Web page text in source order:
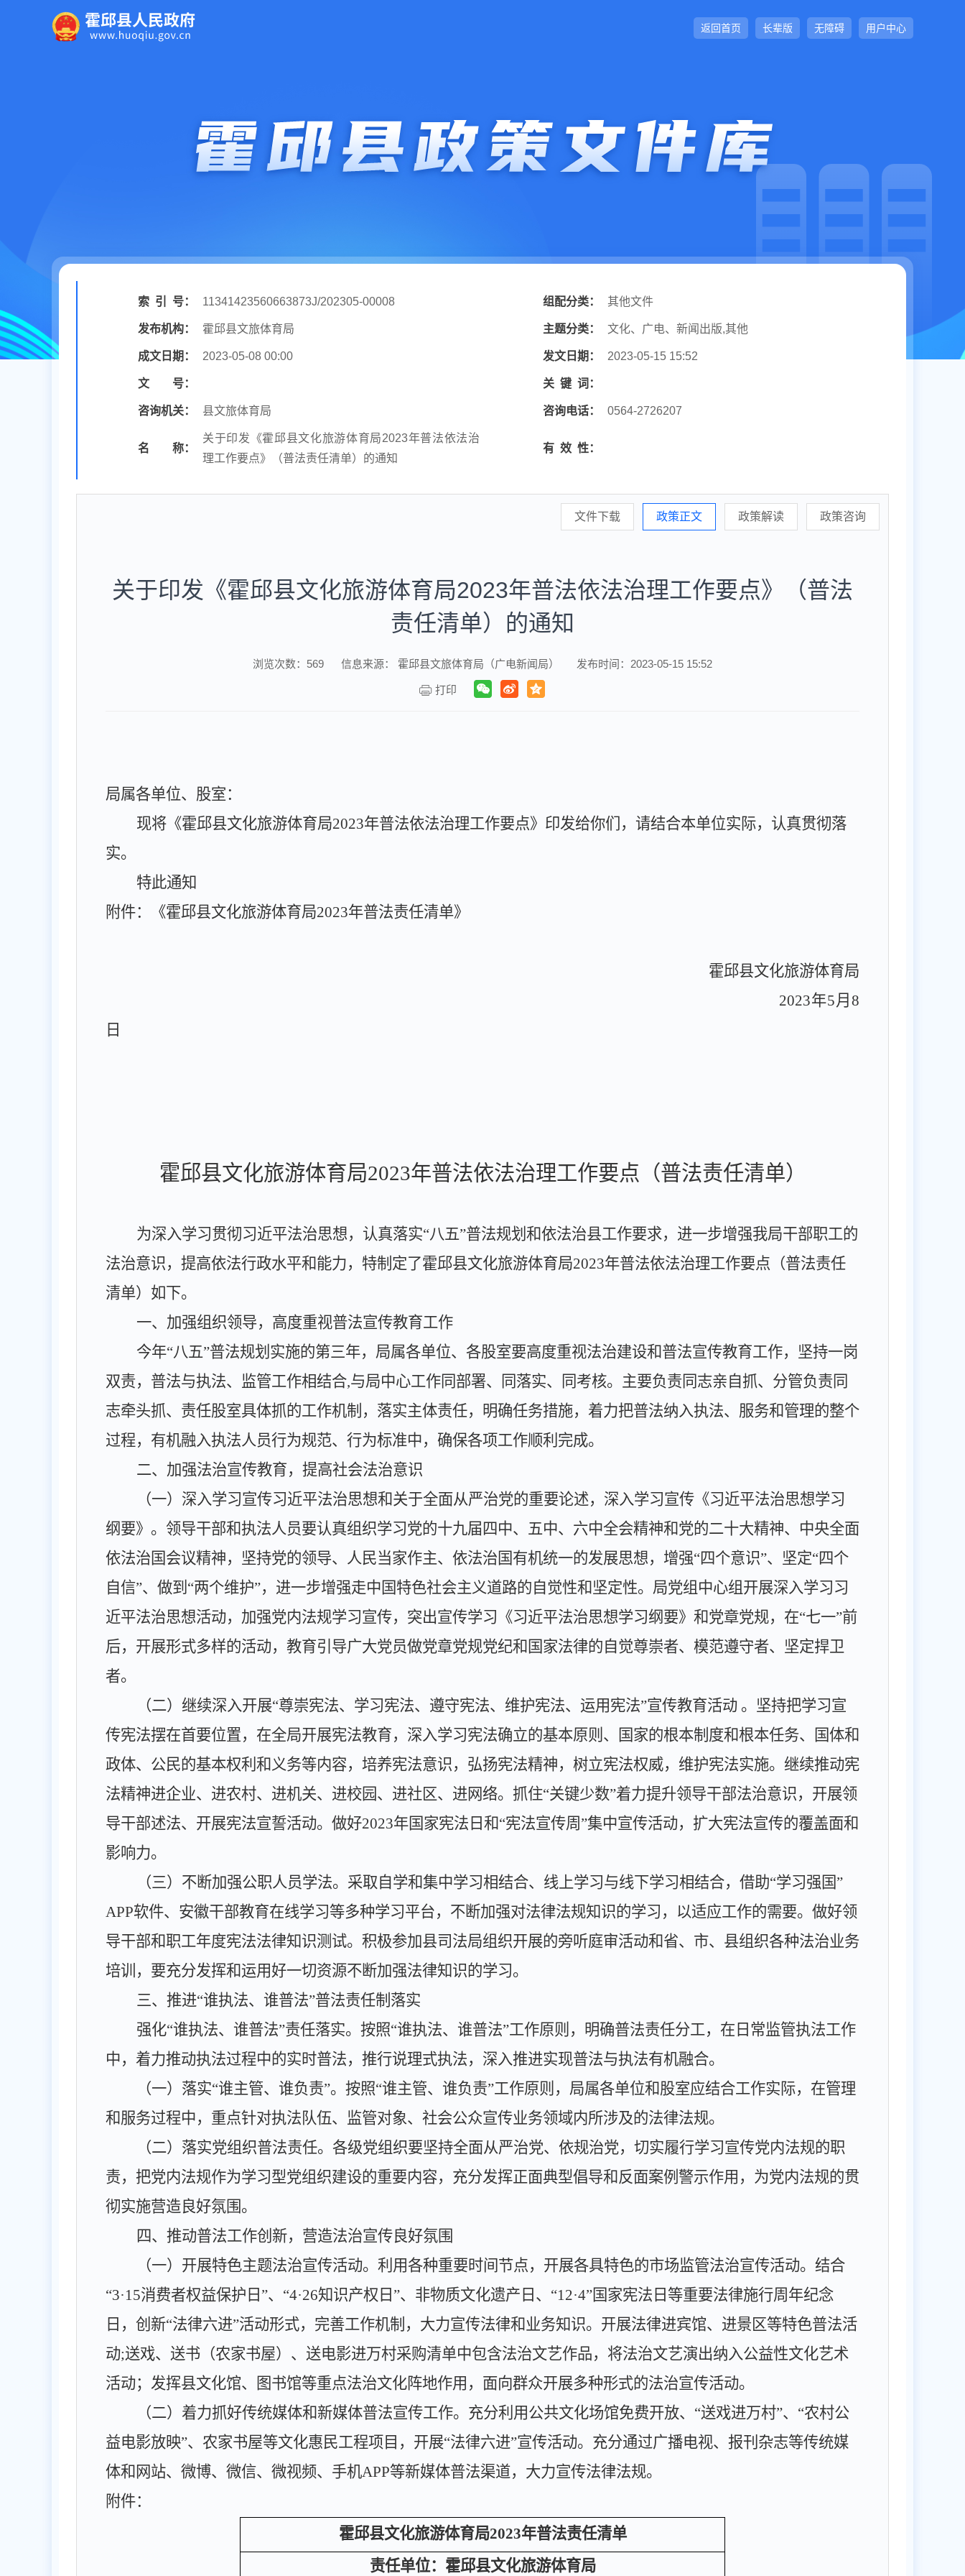
返回首页 长辈版 无障碍 用户中心
索 引 号： 11341423560663873J/202305-00008 组配分类： 其他文件
发布机构： 霍邱县文旅体育局 主题分类： 文化、广电、新闻出版,其他
成文日期： 2023-05-08 00:00 发文日期： 2023-05-15 15:52
文 号： 关 键 词：
咨询机关： 县文旅体育局 咨询电话： 0564-2726207
名 称：
关于印发《霍邱县文化旅游体育局2023年普法依法治
理工作要点》（普法责任清单）的通知
有 效 性：
文件下载 政策正文 政策解读 政策咨询
关于印发《霍邱县文化旅游体育局2023年普法依法治理工作要点》（普法
责任清单）的通知
浏览次数： 569 信息来源： 霍邱县文旅体育局（广电新闻局） 发布时间：2023-05-15 15:52
打印
局属各单位、股室：
现将《霍邱县文化旅游体育局2023年普法依法治理工作要点》印发给你们，请结合本单位实际，认真贯彻落
实。
特此通知
附件：《霍邱县文化旅游体育局2023年普法责任清单》
霍邱县文化旅游体育局
2023年5月8
日
霍邱县文化旅游体育局2023年普法依法治理工作要点（普法责任清单）
为深入学习贯彻习近平法治思想，认真落实“八五”普法规划和依法治县工作要求，进一步增强我局干部职工的
法治意识，提高依法行政水平和能力，特制定了霍邱县文化旅游体育局2023年普法依法治理工作要点（普法责任
清单）如下。
一、加强组织领导，高度重视普法宣传教育工作
今年“八五”普法规划实施的第三年，局属各单位、各股室要高度重视法治建设和普法宣传教育工作，坚持一岗
双责，普法与执法、监管工作相结合,与局中心工作同部署、同落实、同考核。主要负责同志亲自抓、分管负责同
志牵头抓、责任股室具体抓的工作机制，落实主体责任，明确任务措施，着力把普法纳入执法、服务和管理的整个
过程，有机融入执法人员行为规范、行为标准中，确保各项工作顺利完成。
二、加强法治宣传教育，提高社会法治意识
（一）深入学习宣传习近平法治思想和关于全面从严治党的重要论述，深入学习宣传《习近平法治思想学习
纲要》。 领导干部和执法人员要认真组织学习党的十九届四中、五中、六中全会精神和党的二十大精神、中央全面
依法治国会议精神，坚持党的领导、人民当家作主、依法治国有机统一的发展思想， 增强“四个意识”、坚定“四个
自信”、做到“两个维护”，进一步增强走中国特色社会主义道路的自觉性和坚定性。局党组中心组开展深入学习习
近平法治思想活动，加强党内法规学习宣传，突出宣传学习《习近平法治思想学习纲要》和党章党规，在“七一”前
后，开展形式多样的活动，教育引导广大党员做党章党规党纪和国家法律的自觉尊崇者、模范遵守者、坚定捍卫
者。
（二）继续深入开展“尊崇宪法、学习宪法、遵守宪法、维护宪法、运用宪法”宣传教育活动 。 坚持把学习宣
传宪法摆在首要位置，在全局开展宪法教育，深入学习宪法确立的基本原则、国家的根本制度和根本任务、国体和
政体、公民的基本权利和义务等内容，培养宪法意识，弘扬宪法精神，树立宪法权威，维护宪法实施。继续推动宪
法精神进企业、进农村、进机关、进校园、进社区、进网络。抓住“关键少数”着力提升领导干部法治意识，开展领
导干部述法、开展宪法宣誓活动。做好2023年国家宪法日和“宪法宣传周 ”集中宣传活动，扩大宪法宣传的覆盖面和
影响力。
（三）不断加强公职人员学法。 采取自学和集中学习相结合、线上学习与线下学习相结合，借助“学习强国 ”
APP软件、安徽干部教育在线学习等多种学习平台，不断加强对法律法规知识的学习，以适应工作的需要。做好领
导干部和职工年度宪法法律知识测试。积极参加县司法局组织开展的旁听庭审活动和省、市、县组织各种法治业务
培训，要充分发挥和运用好一切资源不断加强法律知识的学习。
三、推进“谁执法、谁普法”普法责任制落实
强化“谁执法、谁普法”责任落实。按照“谁执法、谁普法”工作原则，明确普法责任分工，在日常监管执法工作
中，着力推动执法过程中的实时普法，推行说理式执法，深入推进实现普法与执法有机融合。
（一）落实“谁主管、谁负责”。 按照“谁主管、谁负责”工作原则，局属各单位和股室应结合工作实际，在管理
和服务过程中，重点针对执法队伍、监管对象、社会公众宣传业务领域内所涉及的法律法规。
（二）落实党组织普法责任。 各级党组织要坚持全面从严治党、依规治党，切实履行学习宣传党内法规的职
责，把党内法规作为学习型党组织建设的重要内容，充分发挥正面典型倡导和反面案例警示作用，为党内法规的贯
彻实施营造良好氛围。
四、推动普法工作创新，营造法治宣传良好氛围
（一）开展特色主题法治宣传活动。 利用各种重要时间节点，开展各具特色的市场监管法治宣传活动。结合
“3·15消费者权益保护日 ”、 “4·26知识产权日 ”、非物质文化遗产日、 “12·4”国家宪法日等重要法律施行周年纪念
日，创新“法律六进”活动形式，完善工作机制，大力宣传法律和业务知识。开展法律进宾馆、进景区等特色普法活
动;送戏、送书（农家书屋）、送电影进万村采购清单中包含法治文艺作品，将法治文艺演出纳入公益性文化艺术
活动；发挥县文化馆、图书馆等重点法治文化阵地作用，面向群众开展多种形式的法治宣传活动。
（二）着力抓好传统媒体和新媒体普法宣传工作。 充分利用公共文化场馆免费开放、 “送戏进万村”、 “农村公
益电影放映”、农家书屋等文化惠民工程项目，开展“法律六进”宣传活动。充分通过广播电视、报刊杂志等传统媒
体和网站、微博、微信、微视频、手机APP等新媒体普法渠道，大力宣传法律法规。
附件：
霍邱县文化旅游体育局2023年普法责任清单
责任单位：霍邱县文化旅游体育局